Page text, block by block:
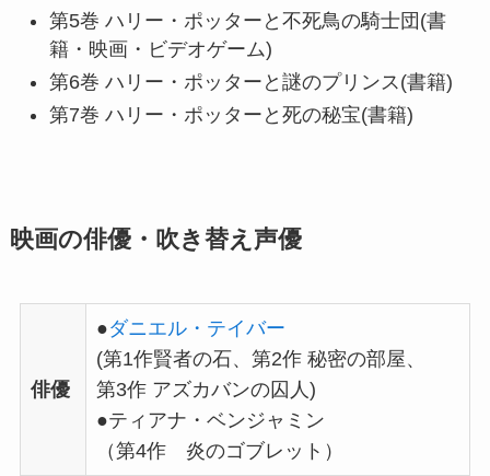
第5巻 ハリー・ポッターと不死鳥の騎士団(書
籍・映画・ビデオゲーム)
第6巻 ハリー・ポッターと謎のプリンス(書籍)
第7巻 ハリー・ポッターと死の秘宝(書籍)
映画の俳優・吹き替え声優
俳優
●ダニエル・テイバー
(第1作賢者の石、第2作 秘密の部屋、
第3作 アズカバンの囚人)
●ティアナ・ベンジャミン
（第4作 炎のゴブレット）